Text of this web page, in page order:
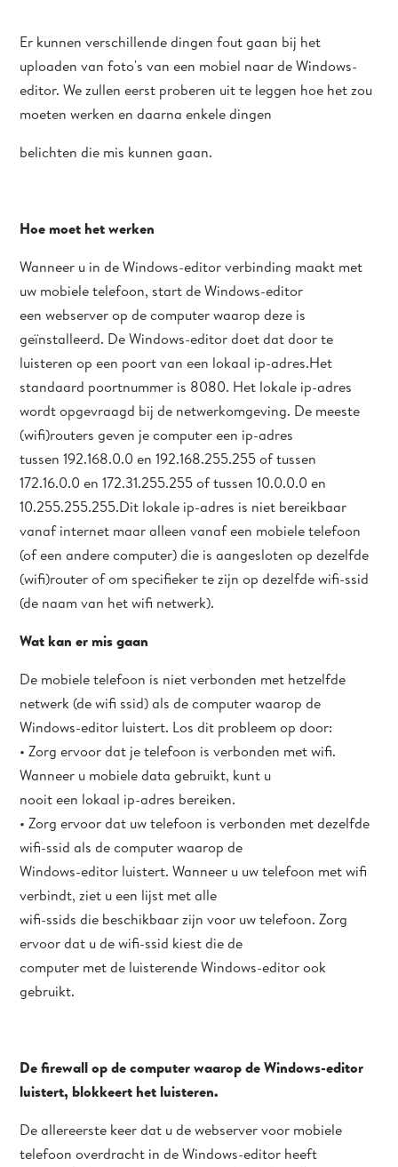
Er kunnen verschillende dingen fout gaan bij het
uploaden van foto's van een mobiel naar de Windows-
editor. We zullen eerst proberen uit te leggen hoe het zou
moeten werken en daarna enkele dingen
belichten die mis kunnen gaan.
Hoe moet het werken
Wanneer u in de Windows-editor verbinding maakt met
uw mobiele telefoon, start de Windows-editor
een webserver op de computer waarop deze is
geïnstalleerd. De Windows-editor doet dat door te
luisteren op een poort van een lokaal ip-adres.Het
standaard poortnummer is 8080. Het lokale ip-adres
wordt opgevraagd bij de netwerkomgeving. De meeste
(wifi)routers geven je computer een ip-adres
tussen 192.168.0.0 en 192.168.255.255 of tussen
172.16.0.0 en 172.31.255.255 of tussen 10.0.0.0 en
10.255.255.255.Dit lokale ip-adres is niet bereikbaar
vanaf internet maar alleen vanaf een mobiele telefoon
(of een andere computer) die is aangesloten op dezelfde
(wifi)router of om specifieker te zijn op dezelfde wifi-ssid
(de naam van het wifi netwerk).
Wat kan er mis gaan
De mobiele telefoon is niet verbonden met hetzelfde
netwerk (de wifi ssid) als de computer waarop de
Windows-editor luistert. Los dit probleem op door:
• Zorg ervoor dat je telefoon is verbonden met wifi.
Wanneer u mobiele data gebruikt, kunt u
nooit een lokaal ip-adres bereiken.
• Zorg ervoor dat uw telefoon is verbonden met dezelfde
wifi-ssid als de computer waarop de
Windows-editor luistert. Wanneer u uw telefoon met wifi
verbindt, ziet u een lijst met alle
wifi-ssids die beschikbaar zijn voor uw telefoon. Zorg
ervoor dat u de wifi-ssid kiest die de
computer met de luisterende Windows-editor ook
gebruikt.
De firewall op de computer waarop de Windows-editor
luistert, blokkeert het luisteren.
De allereerste keer dat u de webserver voor mobiele
telefoon overdracht in de Windows-editor heeft